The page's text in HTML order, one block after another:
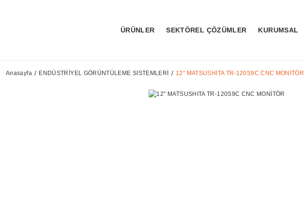
ÜRÜNLER SEKTÖREL ÇÖZÜMLER KURUMSAL
Anasayfa ENDÜSTRİYEL GÖRÜNTÜLEME SİSTEMLERİ 12'' MATSUSHITA TR-120S9C CNC MONİTÖR